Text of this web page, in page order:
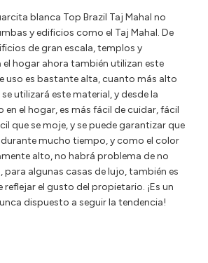
blanca Top Brazil Taj Mahal no
y edificios como el Taj Mahal. De
de gran escala, templos y
hogar ahora también utilizan este
uso es bastante alta, cuanto más alto
utilizará este material, y desde la
en el hogar, es más fácil de cuidar, fácil
que se moje, y se puede garantizar que
durante mucho tiempo, y como el color
alto, no habrá problema de no
para algunas casas de lujo, también es
reflejar el gusto del propietario. ¡Es un
dispuesto a seguir la tendencia!